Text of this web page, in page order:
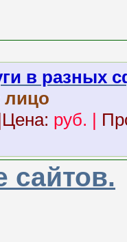
в разных
лицо
Цена: руб. |
сайтов.